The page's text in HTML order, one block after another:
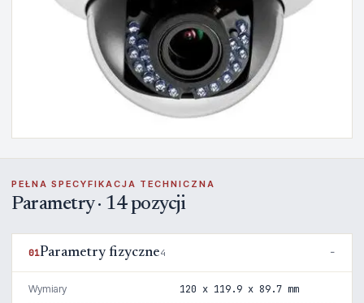
PEŁNA SPECYFIKACJA TECHNICZNA
Parametry · 14 pozycji
01Parametry fizyczne4
Wymiary 120 x 119.9 x 89.7 mm